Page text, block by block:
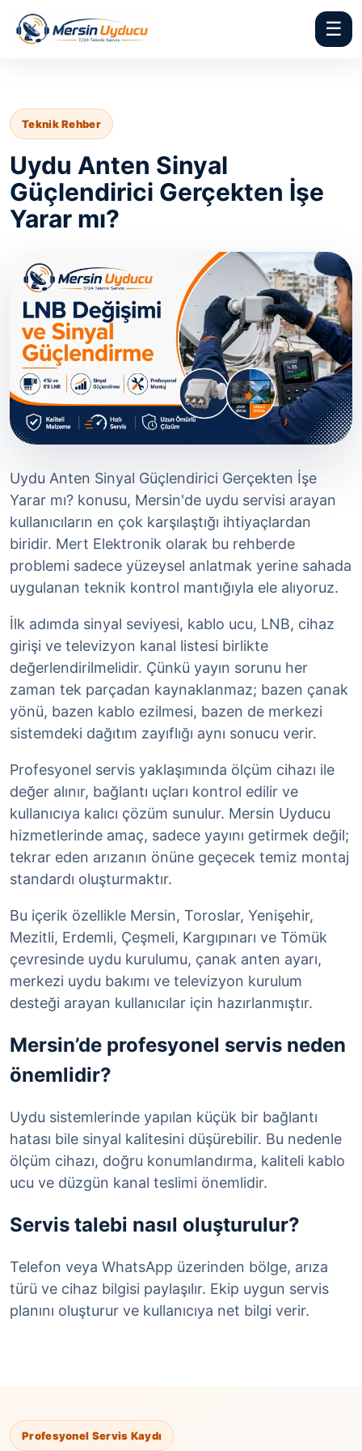
☰
Teknik Rehber
Uydu Anten Sinyal
Güçlendirici Gerçekten İşe
Yarar mı?
Uydu Anten Sinyal Güçlendirici Gerçekten İşe
Yarar mı? konusu, Mersin'de uydu servisi arayan
kullanıcıların en çok karşılaştığı ihtiyaçlardan
biridir. Mert Elektronik olarak bu rehberde
problemi sadece yüzeysel anlatmak yerine sahada
uygulanan teknik kontrol mantığıyla ele alıyoruz.
İlk adımda sinyal seviyesi, kablo ucu, LNB, cihaz
girişi ve televizyon kanal listesi birlikte
değerlendirilmelidir. Çünkü yayın sorunu her
zaman tek parçadan kaynaklanmaz; bazen çanak
yönü, bazen kablo ezilmesi, bazen de merkezi
sistemdeki dağıtım zayıflığı aynı sonucu verir.
Profesyonel servis yaklaşımında ölçüm cihazı ile
değer alınır, bağlantı uçları kontrol edilir ve
kullanıcıya kalıcı çözüm sunulur. Mersin Uyducu
hizmetlerinde amaç, sadece yayını getirmek değil;
tekrar eden arızanın önüne geçecek temiz montaj
standardı oluşturmaktır.
Bu içerik özellikle Mersin, Toroslar, Yenişehir,
Mezitli, Erdemli, Çeşmeli, Kargıpınarı ve Tömük
çevresinde uydu kurulumu, çanak anten ayarı,
merkezi uydu bakımı ve televizyon kurulum
desteği arayan kullanıcılar için hazırlanmıştır.
Mersin’de profesyonel servis neden
önemlidir?
Uydu sistemlerinde yapılan küçük bir bağlantı
hatası bile sinyal kalitesini düşürebilir. Bu nedenle
ölçüm cihazı, doğru konumlandırma, kaliteli kablo
ucu ve düzgün kanal teslimi önemlidir.
Servis talebi nasıl oluşturulur?
Telefon veya WhatsApp üzerinden bölge, arıza
türü ve cihaz bilgisi paylaşılır. Ekip uygun servis
planını oluşturur ve kullanıcıya net bilgi verir.
Profesyonel Servis Kaydı